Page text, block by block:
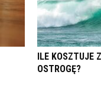
ILE KOSZTUJE
OSTROGĘ?